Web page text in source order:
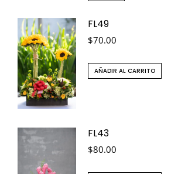
FL49
$70.00
AÑADIR AL CARRITO
FL43
$80.00